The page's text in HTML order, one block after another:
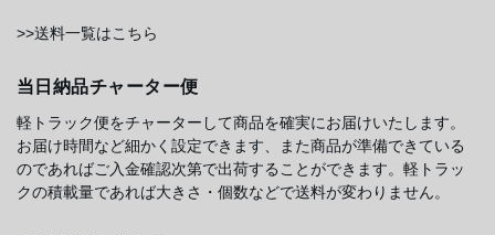
>>送料一覧はこちら
当日納品チャーター便
軽トラック便をチャーターして商品を確実にお届けいたします。
お届け時間など細かく設定できます、また商品が準備できている
のであればご入金確認次第で出荷することができます。軽トラッ
クの積載量であれば大きさ・個数などで送料が変わりません。